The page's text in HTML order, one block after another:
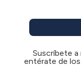
Suscríbete
entérate de